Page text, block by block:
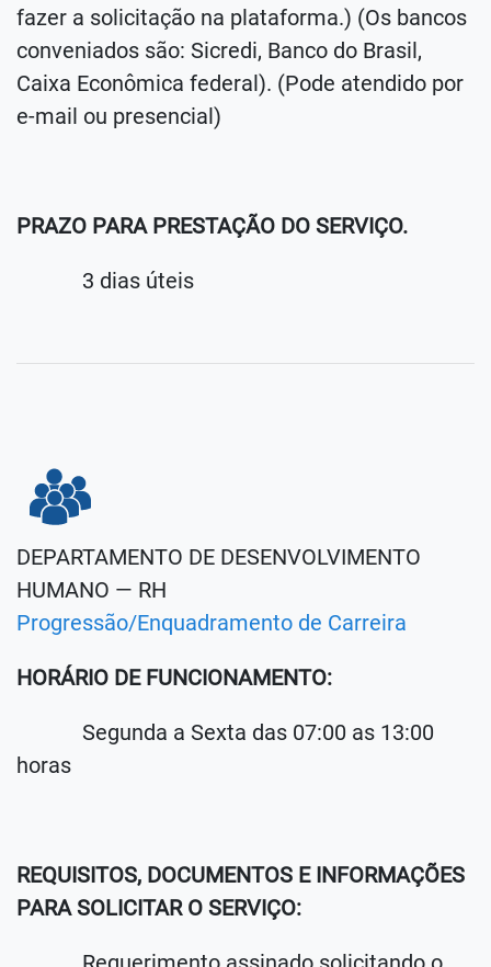
fazer a solicitação na plataforma.) (Os bancos
conveniados são: Sicredi, Banco do Brasil,
Caixa Econômica federal). (Pode atendido por
e-mail ou presencial)
PRAZO PARA PRESTAÇÃO DO SERVIÇO.
3 dias úteis
DEPARTAMENTO DE DESENVOLVIMENTO
HUMANO — RH
Progressão/Enquadramento de Carreira
HORÁRIO DE FUNCIONAMENTO:
Segunda a Sexta das 07:00 as 13:00
horas
REQUISITOS, DOCUMENTOS E INFORMAÇÕES
PARA SOLICITAR O SERVIÇO: